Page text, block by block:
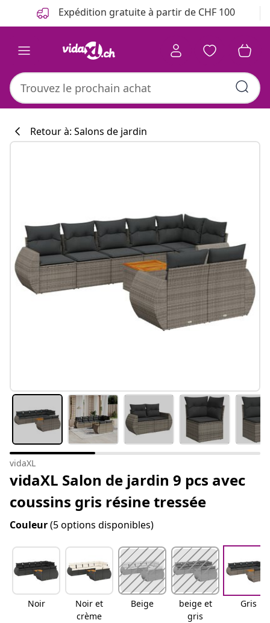
Précédent Expédition gratuite à partir de CHF 100
Retour à: Salons de jardin
vidaXL
vidaXL Salon de jardin 9 pcs avec
coussins gris résine tressée
Couleur(5 options disponibles)
Noir
Noir et
crème
Beige
beige et
gris
Gris